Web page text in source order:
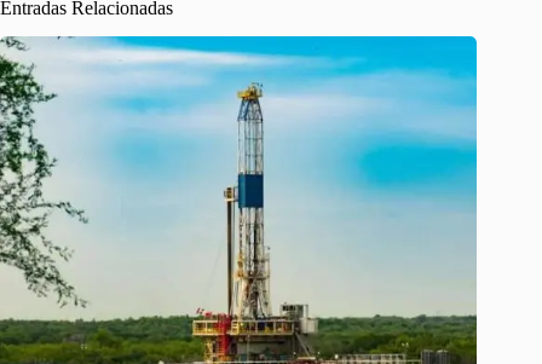
Entradas Relacionadas